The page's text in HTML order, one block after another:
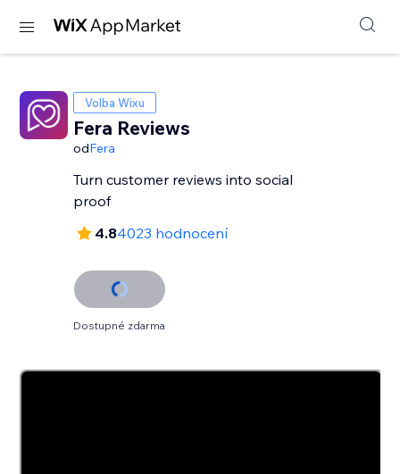
Volba Wixu
Fera Reviews
odFera
Turn customer reviews into social
proof
4.84023 hodnocení
Dostupné zdarma